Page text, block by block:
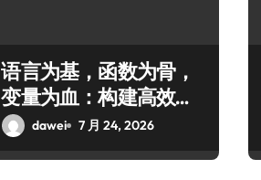
语言为基，函数为骨，
变量为血：构建高效编
程框架
dawei 7 月 24, 2026